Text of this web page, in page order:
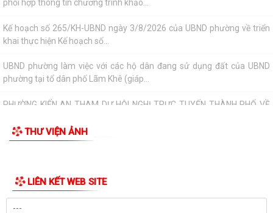
Lễ chào cờ tháng 8/2026
Thông báo số 1298/TB-UBND ngày 31/7/2026 về việc công bố kế
hoạch, danh mục khu đất thực hiện đấu...
Thông báo số 1298/TB-UBND ngày 31/7/2026 của UBND phường về
việc công bố kế hoạch, danh mục khu đất...
Công văn số: 3386/UBND-KT về viêc công khai Quyết định số
Công văn số 3385/UBND-KT ngày 29/7/2026 của UBND phường v/v
công khai Quyết định của Chủ tịch Ủy...
THƯ VIỆN ẢNH
LIÊN KẾT WEB SITE